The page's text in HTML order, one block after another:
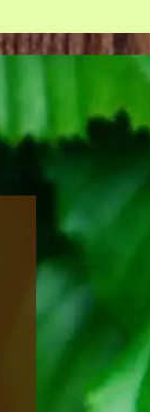
UN DEVIS
L’élagage est
attrayant et en
les gens, les autos
assurent ce projet.
travail pour mieux